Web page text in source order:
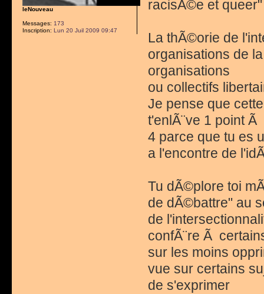
racisÃ©e et queer"
La thÃ©orie de
organisations de
organisations
ou collectifs
Je pense que
t'enlÃ¨ve 1 point
4 parce que tu es
a l'encontre de
Tu dÃ©plore toi
de dÃ©battre" au
de
confÃ¨re Ã
sur les moins
vue sur certains
de s'exprimer
leNouveau
Messages: 173
Inscription: Lun 20 Juil 2009 09:47